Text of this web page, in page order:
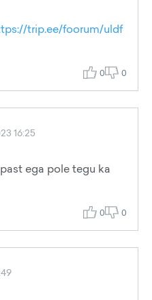
trip.ee/foorum/uldf
0 0
16:25
ega pole tegu ka
0 0